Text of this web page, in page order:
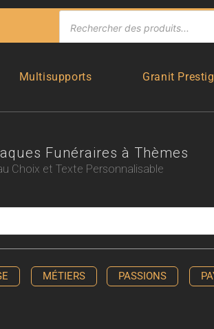
Multisupports Granit
Funéraires à Thèmes
Choix et Texte Personnalisable
MÉTIERS PASSIONS